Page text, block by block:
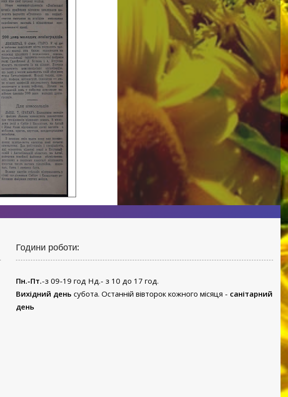
Години роботи:
Пн.-Пт.-з 09-19 год Нд.- з 10 до 17 год.
Вихідний день субота. Останній вівторок кожного місяця - санітарний
день